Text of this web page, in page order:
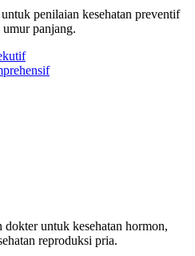
penilaian kesehatan preventif
panjang.
untuk kesehatan hormon,
reproduksi pria.